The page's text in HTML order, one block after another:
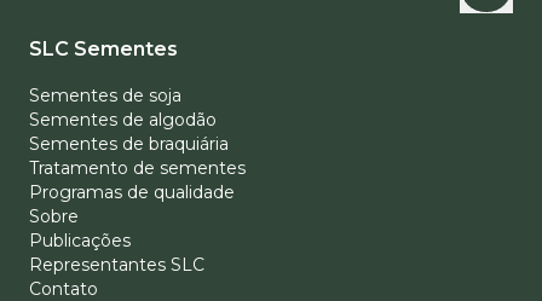
SLC Sementes
Sementes de soja
Sementes de algodão
Sementes de braquiária
Tratamento de sementes
Programas de qualidade
Sobre
Publicações
Representantes SLC
Contato